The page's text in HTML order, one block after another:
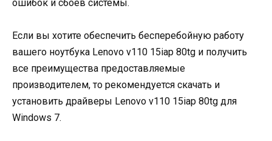
ошибок и сбоев системы.
Если вы хотите обеспечить бесперебойную работу
вашего ноутбука Lenovo v110 15iap 80tg и получить
все преимущества предоставляемые
производителем, то рекомендуется скачать и
установить драйверы Lenovo v110 15iap 80tg для
Windows 7.